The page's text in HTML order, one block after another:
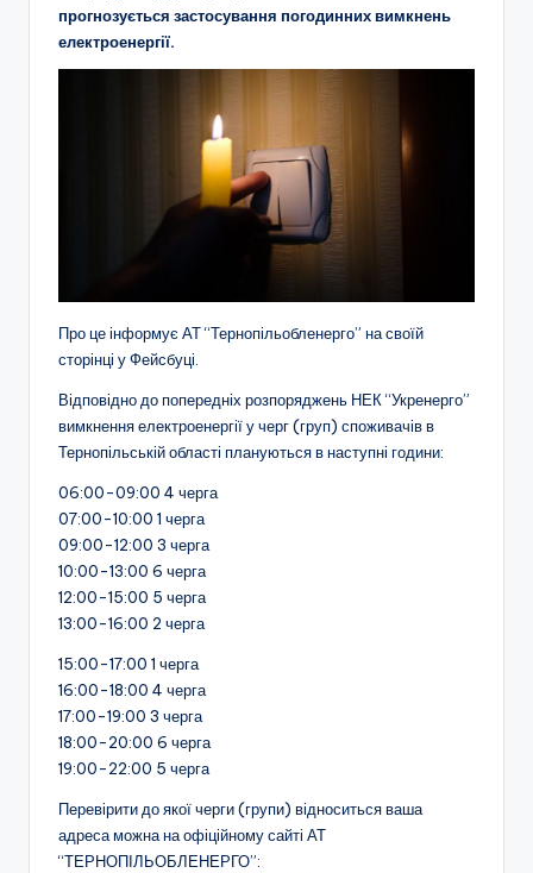
прогнозується застосування погодинних вимкнень
електроенергії.
Про це інформує АТ “Тернопільобленерго” на своїй
сторінці у Фейсбуці.
Відповідно до попередніх розпоряджень НЕК “Укренерго”
вимкнення електроенергії у черг (груп) споживачів в
Тернопільській області плануються в наступні години:
06:00-09:00 4 черга
07:00-10:00 1 черга
09:00-12:00 3 черга
10:00-13:00 6 черга
12:00-15:00 5 черга
13:00-16:00 2 черга
15:00-17:00 1 черга
16:00-18:00 4 черга
17:00-19:00 3 черга
18:00-20:00 6 черга
19:00-22:00 5 черга
Перевірити до якої черги (групи) відноситься ваша
адреса можна на офіційному сайті АТ
“ТЕРНОПІЛЬОБЛЕНЕРГО”: